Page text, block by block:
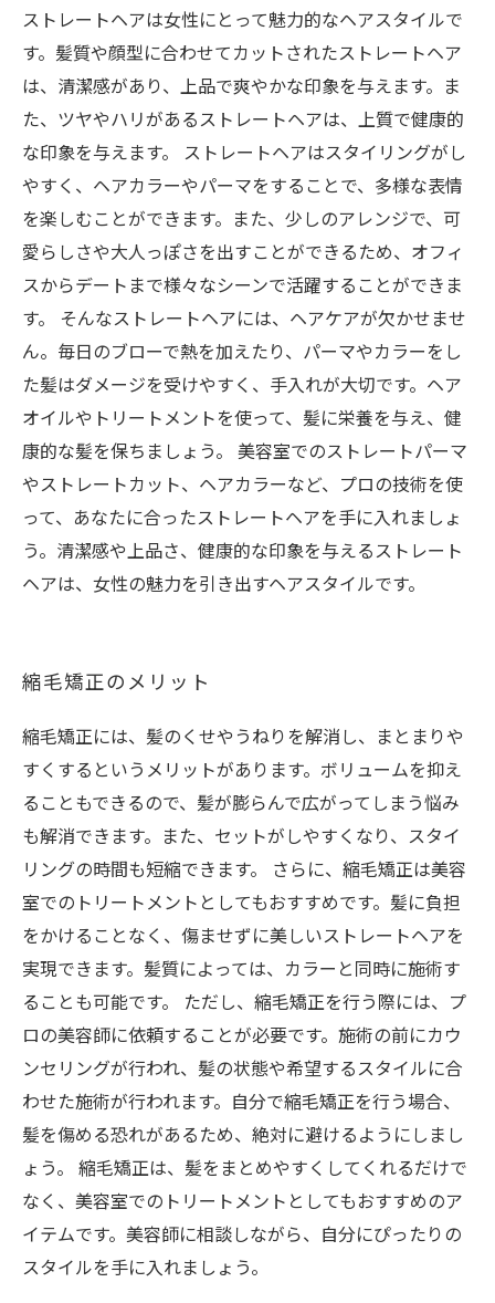
ストレートヘアは女性にとって魅力的なヘアスタイルで
す。髪質や顔型に合わせてカットされたストレートヘア
は、清潔感があり、上品で爽やかな印象を与えます。ま
た、ツヤやハリがあるストレートヘアは、上質で健康的
な印象を与えます。 ストレートヘアはスタイリングがし
やすく、ヘアカラーやパーマをすることで、多様な表情
を楽しむことができます。また、少しのアレンジで、可
愛らしさや大人っぽさを出すことができるため、オフィ
スからデートまで様々なシーンで活躍することができま
す。 そんなストレートヘアには、ヘアケアが欠かせませ
ん。毎日のブローで熱を加えたり、パーマやカラーをし
た髪はダメージを受けやすく、手入れが大切です。ヘア
オイルやトリートメントを使って、髪に栄養を与え、健
康的な髪を保ちましょう。 美容室でのストレートパーマ
やストレートカット、ヘアカラーなど、プロの技術を使
って、あなたに合ったストレートヘアを手に入れましょ
う。清潔感や上品さ、健康的な印象を与えるストレート
ヘアは、女性の魅力を引き出すヘアスタイルです。
縮毛矯正のメリット
縮毛矯正には、髪のくせやうねりを解消し、まとまりや
すくするというメリットがあります。ボリュームを抑え
ることもできるので、髪が膨らんで広がってしまう悩み
も解消できます。また、セットがしやすくなり、スタイ
リングの時間も短縮できます。 さらに、縮毛矯正は美容
室でのトリートメントとしてもおすすめです。髪に負担
をかけることなく、傷ませずに美しいストレートヘアを
実現できます。髪質によっては、カラーと同時に施術す
ることも可能です。 ただし、縮毛矯正を行う際には、プ
ロの美容師に依頼することが必要です。施術の前にカウ
ンセリングが行われ、髪の状態や希望するスタイルに合
わせた施術が行われます。自分で縮毛矯正を行う場合、
髪を傷める恐れがあるため、絶対に避けるようにしまし
ょう。 縮毛矯正は、髪をまとめやすくしてくれるだけで
なく、美容室でのトリートメントとしてもおすすめのア
イテムです。美容師に相談しながら、自分にぴったりの
スタイルを手に入れましょう。